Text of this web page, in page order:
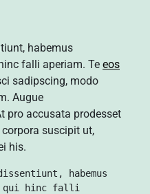
habemus
falli aperiam. Te eos
sadipscing, modo
Augue
pro accusata prodesset
suscipit ut,
his.
habemus
qui hinc falli